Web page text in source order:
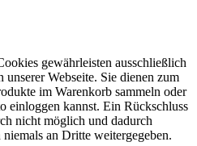
gewährleisten ausschließlich
unserer Webseite. Sie dienen zum
im Warenkorb sammeln oder
einloggen kannst. Ein Rückschluss
nicht möglich und dadurch
an Dritte weitergegeben.